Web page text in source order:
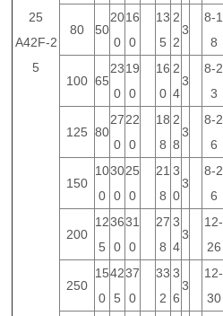
25
A42F-2
5
80 50
20
0
16
0
13
5
2
2
3
8-1
8
100 65
23
0
19
0
16
0
2
4
3
8-2
3
125 80
27
0
22
0
18
8
2
8
3
8-2
6
150
10
0
30
0
25
0
21
8
3
0
3
8-2
6
200
12
5
36
0
31
0
27
8
3
4
3
12-
26
250
15
0
42
5
37
0
33
2
3
6
3
12-
30